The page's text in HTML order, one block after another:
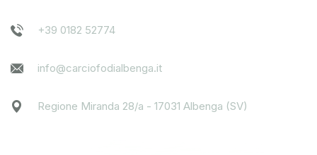
+39 0182 52774
info@carciofodialbenga.it
Regione Miranda 28/a - 17031 Albenga (SV)